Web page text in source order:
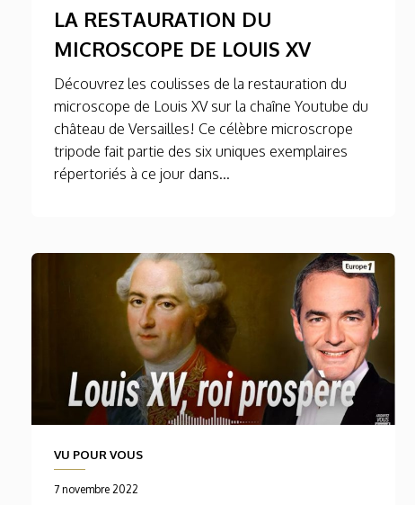
LA RESTAURATION DU
MICROSCOPE DE LOUIS XV
Découvrez les coulisses de la restauration du
microscope de Louis XV sur la chaîne Youtube du
château de Versailles! Ce célèbre microscrope
tripode fait partie des six uniques exemplaires
répertoriés à ce jour dans...
VU POUR VOUS
7 novembre 2022